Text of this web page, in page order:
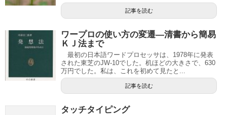
記事を読む
ワープロの使い方の変遷―清書から簡易
ＫＪ法まで
最初の日本語ワードプロセッサは、1978年に発表
された東芝のJW-10でした。机ほどの大きさで、630
万円でした。私は、これを初めて見たと...
記事を読む
タッチタイピング